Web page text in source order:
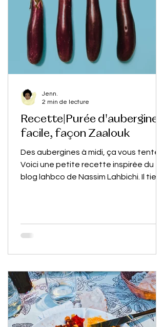
Recette|Purée d'aubergine
facile, façon Zaalouk
Des aubergines à midi, ça vous tente?
Voici une petite recette inspirée du
blog lahbco de Nassim Lahbichi. Il tient
Jenn.
2 min de lecture